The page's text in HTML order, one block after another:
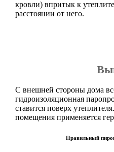
кровли) впритык к
расстоянии от него.
С внешней стороны дома
гидроизоляционная
ставится поверх
помещения применяется
Правильный